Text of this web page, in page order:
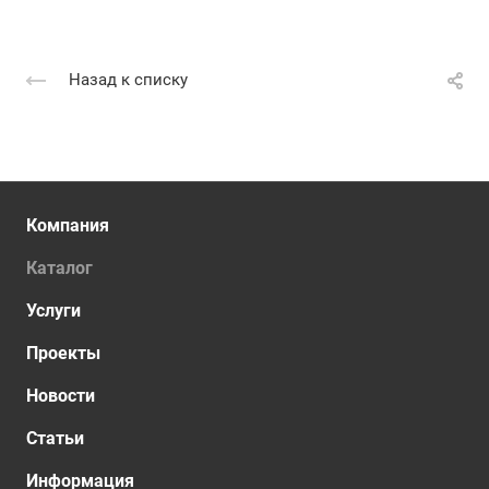
Назад к списку
Компания
Каталог
Услуги
Проекты
Новости
Статьи
Информация